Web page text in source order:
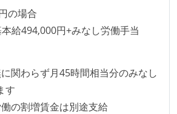
webpacker
babel
グは随時行われるべき」という価値
が共有しており、日常的に実施して
ング規約をチーム全体で遵守するよ
には自動的にリグレッションテスト
の場合
給494,000円+みなし労働手当
関わらず月45時間相当分のみなし
す
の割増賃金は別途支給